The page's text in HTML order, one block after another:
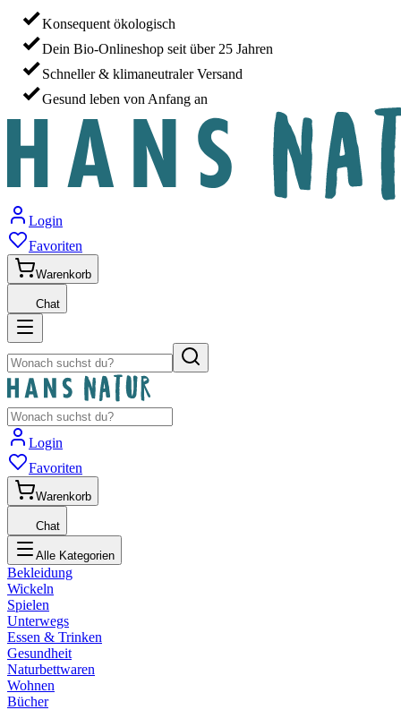
Konsequent ökologisch
Dein Bio-Onlineshop seit über 25 Jahren
Schneller & klimaneutraler Versand
Gesund leben von Anfang an
Login
Favoriten
Warenkorb
Chat
Login
Favoriten
Warenkorb
Chat
Alle Kategorien
Bekleidung
Wickeln
Spielen
Unterwegs
Essen & Trinken
Gesundheit
Naturbettwaren
Wohnen
Bücher